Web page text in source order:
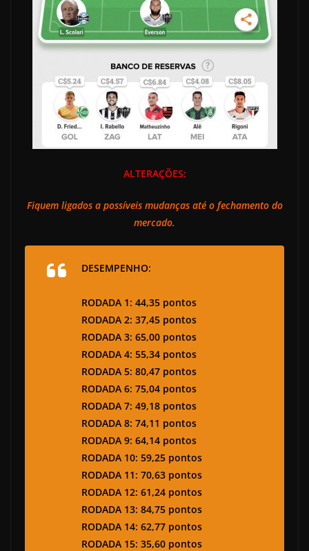
ALTERAÇÕES:
Fiquem ligados a possíveis mudanças até o fechamento do
mercado.
DESEMPENHO:
RODADA 1: 44,35 pontos
RODADA 2: 37,45 pontos
RODADA 3: 65,00 pontos
RODADA 4: 55,34 pontos
RODADA 5: 80,47 pontos
RODADA 6: 75,04 pontos
RODADA 7: 49,18 pontos
RODADA 8: 74,11 pontos
RODADA 9: 64,14 pontos
RODADA 10: 59,25 pontos
RODADA 11: 70,63 pontos
RODADA 12: 61,24 pontos
RODADA 13: 84,75 pontos
RODADA 14: 62,77 pontos
RODADA 15: 35,60 pontos